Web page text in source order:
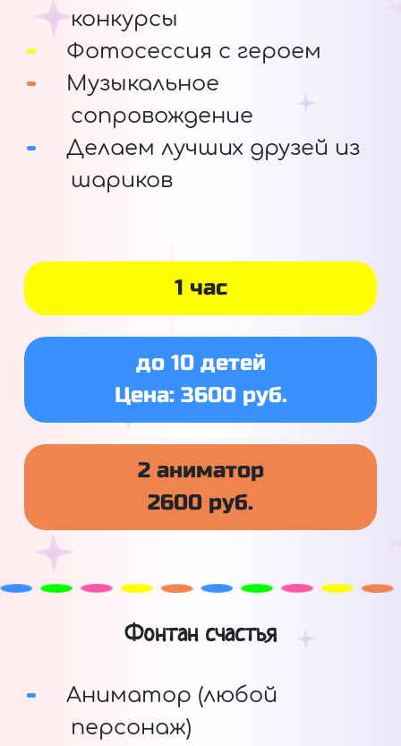
конкурсы
Фотосессия с героем
Музыкальное
сопровождение
Делаем лучших друзей из
шариков
1 час
до 10 детей
Цена: 3600 руб.
2 аниматор
2600 руб.
Фонтан счастья
Аниматор (любой
персонаж)